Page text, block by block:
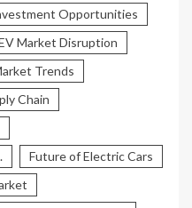
Opportunities
Market Disruption
Trends
Chain
Future of Electric Cars